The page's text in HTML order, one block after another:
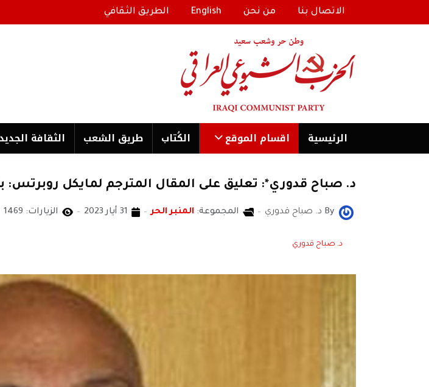
الاتصال بنا من نحن English الطريق الثقافي
الرئیسية اقسام الموقع الكُتاب طریق الشعب الثقافة
د. صباح قدوري*: تعليق على المقال المترجم لمايكل روبرتس:
By د. صباح قدوري المجموعة: المنبر الحر 31 أيار 2023 الزيارات: 1469
د. صباح قدوري